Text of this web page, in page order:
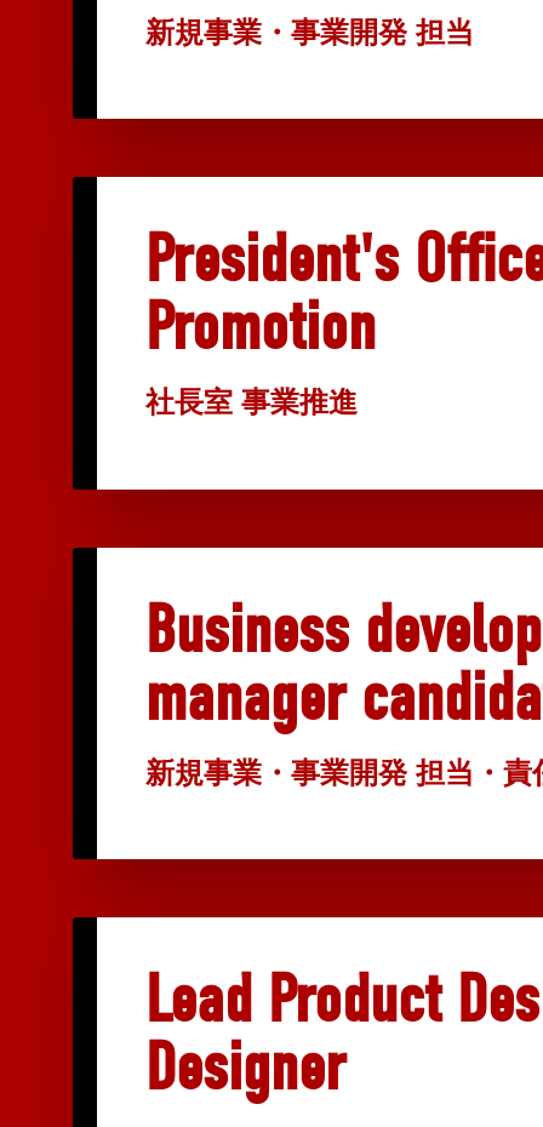
新規事業・事業開発 担当
President's
Promotion
社長室 事業推進
Business
manager
新規事業・事業開発 担当・責
Lead Product
Designer